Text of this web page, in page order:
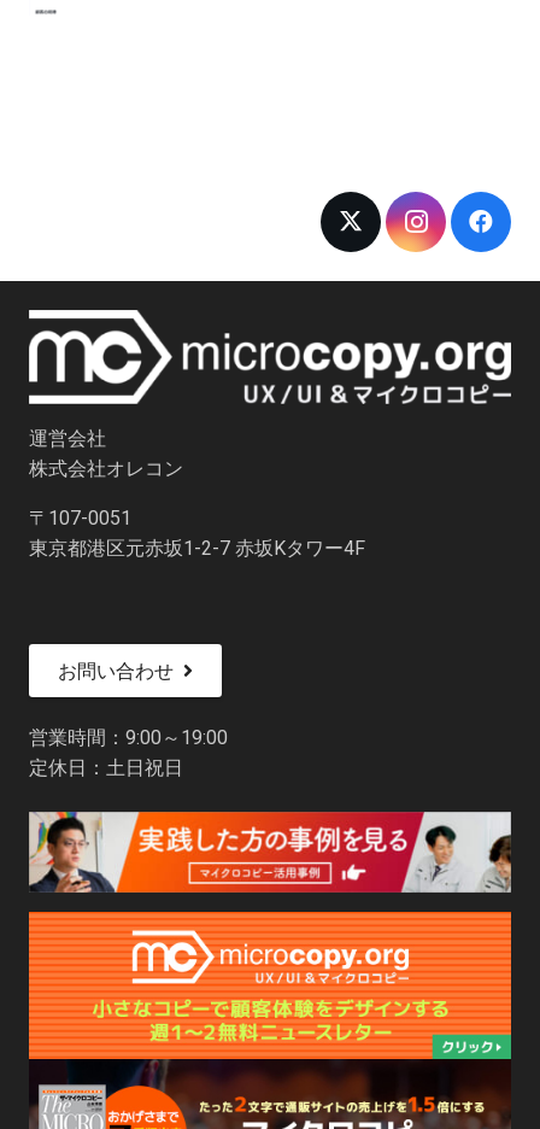
運営会社
株式会社オレコン
〒107-0051
東京都港区元赤坂1-2-7 赤坂Kタワー4F
お問い合わせ
営業時間：9:00～19:00
定休日：土日祝日